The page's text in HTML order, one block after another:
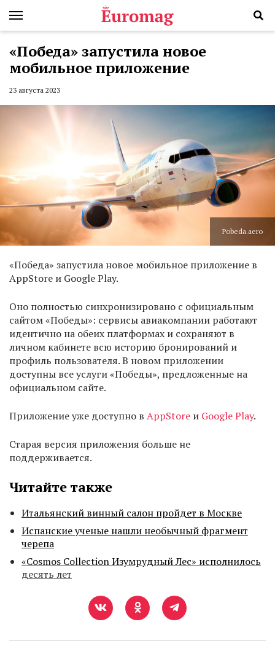
«Победа» запустила новое
мобильное приложение
23 августа 2023
Pobeda.aero
«Победа» запустила новое мобильное приложение в
AppStore и Google Play.
Оно полностью синхронизировано с официальным
сайтом «Победы»: сервисы авиакомпании работают
идентично на обеих платформах и сохраняют в
личном кабинете всю историю бронирований и
профиль пользователя. В новом приложении
доступны все услуги «Победы», предложенные на
официальном сайте.
Приложение уже доступно в AppStore и Google Play.
Старая версия приложения больше не
поддерживается.
Читайте также
Итальянский винный салон пройдет в Москве
Испанские ученые нашли необычный фрагмент
черепа
«Cosmos Collection Изумрудный Лес» исполнилось
десять лет